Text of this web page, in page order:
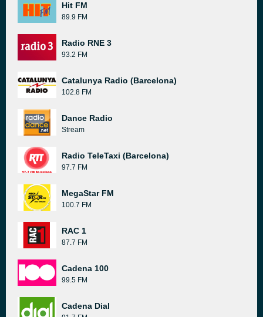
Hit FM
89.9 FM
Radio RNE 3
93.2 FM
Catalunya Radio (Barcelona)
102.8 FM
Dance Radio
Stream
Radio TeleTaxi (Barcelona)
97.7 FM
MegaStar FM
100.7 FM
RAC 1
87.7 FM
Cadena 100
99.5 FM
Cadena Dial